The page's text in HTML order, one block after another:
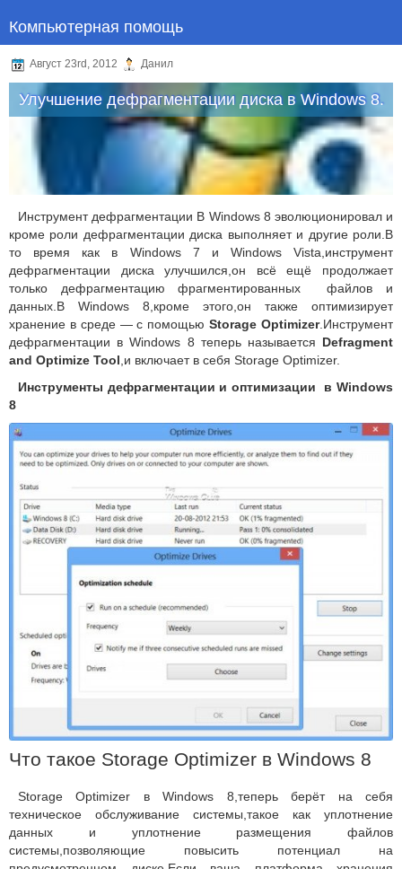
Компьютерная помощь
Август 23rd, 2012 Данил
Улучшение дефрагментации диска в Windows 8.
Инструмент дефрагментации В Windows 8 эволюционировал и
кроме роли дефрагментации диска выполняет и другие роли. В
то время как в Windows 7 и Windows Vista,инструмент
дефрагментации диска улучшился,он всё ещё продолжает
только дефрагментацию фрагментированных файлов и
данных. В Windows 8,кроме этого,он также оптимизирует
хранение в среде — с помощьюStorage Optimizer. Инструмент
дефрагментации в Windows 8 теперь называется Defragment
and Optimize Tool ,и включает в себя Storage Optimizer.
Инструменты дефрагментации и оптимизации в Windows
8
Что такое Storage Optimizer в Windows 8
Storage Optimizer в Windows 8,теперь берёт на себя
техническое обслуживание системы,такое как уплотнение
данных и уплотнение размещения файлов
системы,позволяющие повысить потенциал на